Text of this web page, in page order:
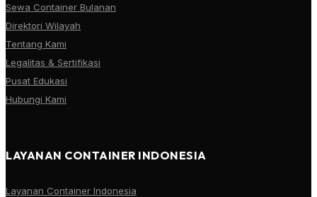
Sewa Container Bulanan
Direktori Wilayah
Tentang Kami
Legalitas & Sertifikasi
Pusat Edukasi
Hubungi Kami
LAYANAN CONTAINER INDONESIA
Layanan Container Indonesia